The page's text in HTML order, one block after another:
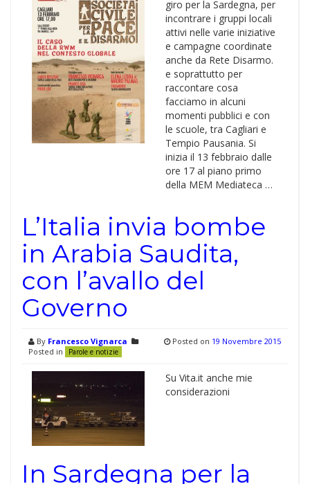
giro per la Sardegna, per
incontrare i gruppi locali
attivi nelle varie iniziative
e campagne coordinate
anche da Rete Disarmo.
e soprattutto per
raccontare cosa
facciamo in alcuni
momenti pubblici e con
le scuole, tra Cagliari e
Tempio Pausania. Si
inizia il 13 febbraio dalle
ore 17 al piano primo
della MEM Mediateca …
L’Italia invia bombe
in Arabia Saudita,
con l’avallo del
Governo
By Francesco Vignarca
Posted in
Parole e notizie
Posted on 19 Novembre 2015
Su Vita.it anche mie
considerazioni
In Sardegna per la